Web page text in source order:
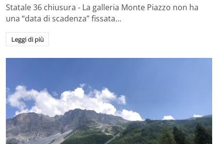
Statale 36 chiusura - La galleria Monte Piazzo non ha
una “data di scadenza” fissata…
Leggi di più